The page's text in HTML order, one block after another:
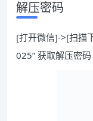
解压密码
[打开微信]->[扫描
025” 获取解压密码